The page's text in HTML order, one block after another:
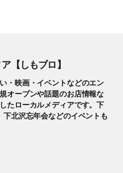
【しもブロ】
・映画・イベントなどのエン
オープンや話題のお店情報な
たローカルメディアです。下
北沢忘年会などのイベントも